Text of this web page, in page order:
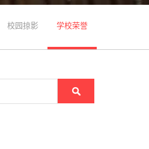
校园掠影 学校荣誉